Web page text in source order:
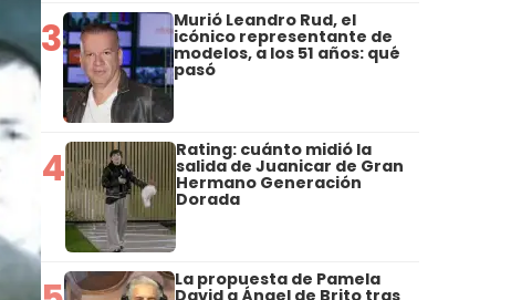
3 Murió Leandro Rud, el
icónico representante de
modelos, a los 51 años: qué
pasó
4 Rating: cuánto midió la
salida de Juanicar de Gran
Hermano Generación
Dorada
La propuesta de Pamela